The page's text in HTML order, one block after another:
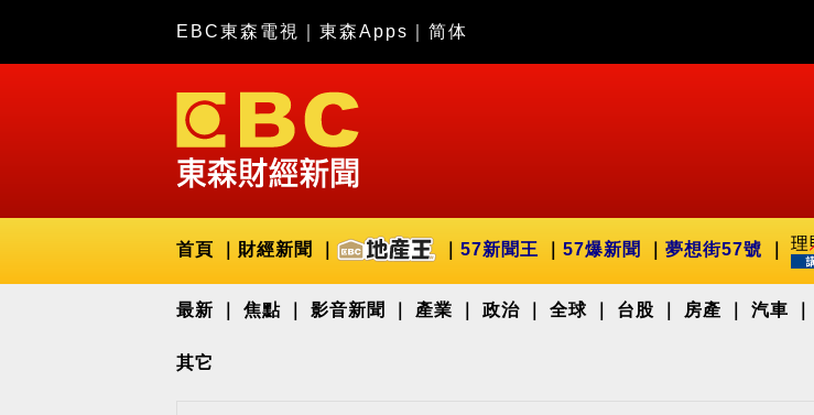
EBC東森電視 東森Apps 简体
首頁 財經新聞 57新聞王 57爆新聞 夢想街57號
最新 焦點 影音新聞 產業 政治 全球 台股 房產 汽車
其它